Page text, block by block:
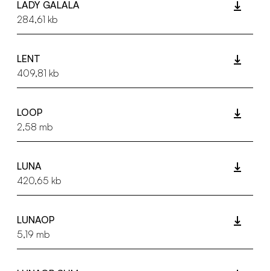
LADY GALALA
284,61 kb
LENT
409,81 kb
LOOP
2,58 mb
LUNA
420,65 kb
LUNAOP
5,19 mb